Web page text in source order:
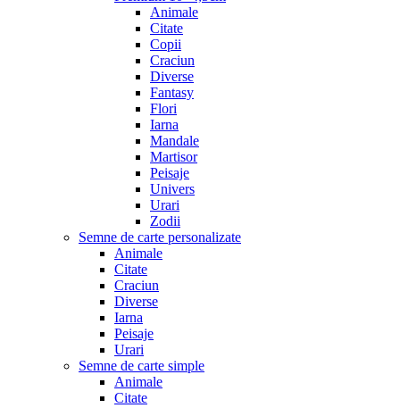
Animale
Citate
Copii
Craciun
Diverse
Fantasy
Flori
Iarna
Mandale
Martisor
Peisaje
Univers
Urari
Zodii
Semne de carte personalizate
Animale
Citate
Craciun
Diverse
Iarna
Peisaje
Urari
Semne de carte simple
Animale
Citate